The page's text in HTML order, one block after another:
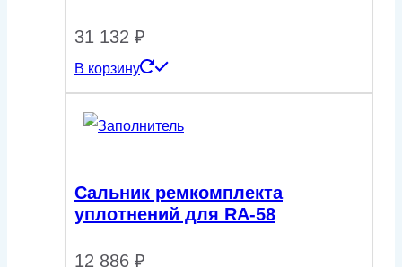
31 132 ₽
В корзину
Сальник ремкомплекта
уплотнений для RA-58
12 886 ₽